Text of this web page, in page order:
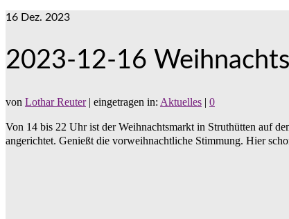
16 Dez. 2023
2023-12-16
von Lothar Reuter | eingetragen in: Aktuelles | 0
Von 14 bis 22 Uhr ist der Weihnachtsmarkt in Struthütten auf
angerichtet. Genießt die vorweihnachtliche Stimmung. Hier